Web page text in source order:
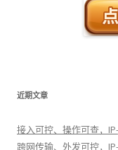
近期文章
接入可控、操作可查，
跨网传输、外发可控，